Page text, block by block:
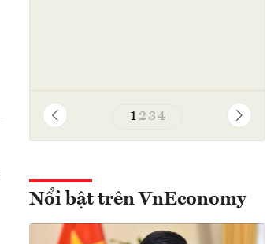
1 23 4
Nổi bật trên VnEconomy